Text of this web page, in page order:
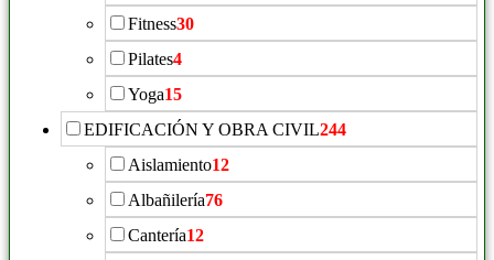
Fitness30
Pilates4
Yoga15
EDIFICACIÓN Y OBRA CIVIL244
Aislamiento12
Albañilería76
Cantería12